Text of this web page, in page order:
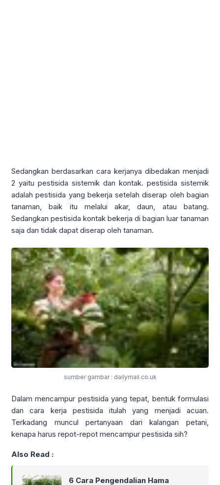
Sedangkan berdasarkan cara kerjanya dibedakan menjadi
2 yaitu pestisida sistemik dan kontak. pestisida sistemik
adalah pestisida yang bekerja setelah diserap oleh bagian
tanaman, baik itu melalui akar, daun, atau batang.
Sedangkan pestisida kontak bekerja di bagian luar tanaman
saja dan tidak dapat diserap oleh tanaman.
sumber gambar : dailymail.co.uk
Dalam mencampur pestisida yang tepat, bentuk formulasi
dan cara kerja pestisida itulah yang menjadi acuan.
Terkadang muncul pertanyaan dari kalangan petani,
kenapa harus repot-repot mencampur pestisida sih?
Also Read :
6 Cara Pengendalian Hama